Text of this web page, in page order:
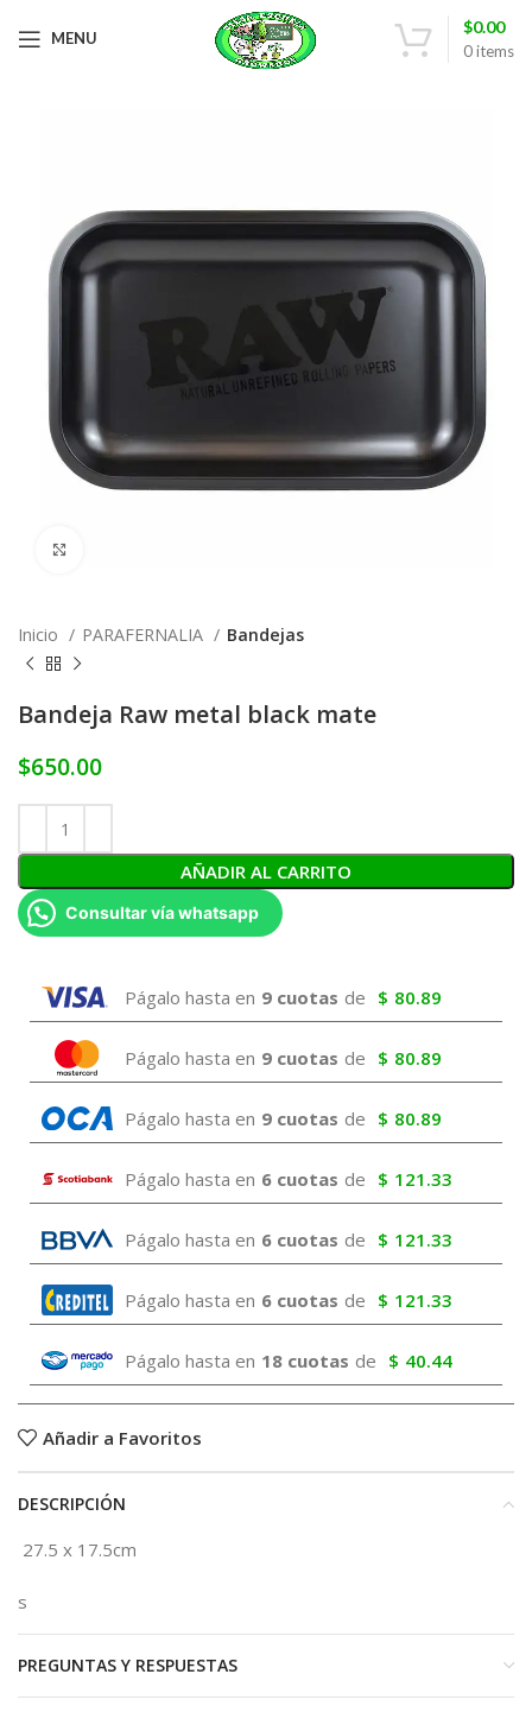
MENU
0items
$0.00
Inicio PARAFERNALIA Bandejas
Bandeja Raw metal black mate
$650.00
AÑADIR AL CARRITO
Consultar vía whatsapp
Págalo hasta en 9 cuotas de $ 80.89
Págalo hasta en 9 cuotas de $ 80.89
Págalo hasta en 9 cuotas de $ 80.89
Págalo hasta en 6 cuotas de $ 121.33
Págalo hasta en 6 cuotas de $ 121.33
Págalo hasta en 6 cuotas de $ 121.33
Págalo hasta en 18 cuotas de $ 40.44
Añadir a Favoritos
DESCRIPCIÓN
27.5 x 17.5cm
s
PREGUNTAS Y RESPUESTAS